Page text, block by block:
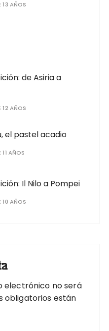
Il Nilo a Pompei
10 AÑOS
el pastel acadio
11 AÑOS
de Asiria a
12 AÑOS
13 AÑOS
electrónico no será
obligatorios están